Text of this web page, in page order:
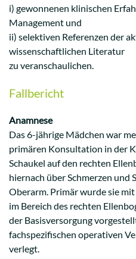
i) gewonnenen klinischen
Management und
ii) selektiven Referenzen der
wissenschaftlichen Literatur
zu veranschaulichen.
Fallbericht
Anamnese
Das 6-jährige Mädchen war
primären Konsultation in der
Schaukel auf den rechten
hiernach über Schmerzen und
Oberarm. Primär wurde sie
im Bereich des rechten
der Basisversorgung
fachspezifischen operativen
verlegt.